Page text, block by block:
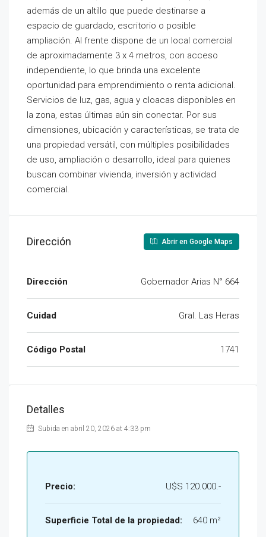
además de un altillo que puede destinarse a
espacio de guardado, escritorio o posible
ampliación. Al frente dispone de un local comercial
de aproximadamente 3 x 4 metros, con acceso
independiente, lo que brinda una excelente
oportunidad para emprendimiento o renta adicional.
Servicios de luz, gas, agua y cloacas disponibles en
la zona, estas últimas aún sin conectar. Por sus
dimensiones, ubicación y características, se trata de
una propiedad versátil, con múltiples posibilidades
de uso, ampliación o desarrollo, ideal para quienes
buscan combinar vivienda, inversión y actividad
comercial.
Dirección Abrir en Google Maps
Dirección Gobernador Arias N° 664
Cuidad Gral. Las Heras
Código Postal 1741
Detalles
Subida en abril 20, 2026 at 4:33 pm
Precio: U$S 120.000.-
Superficie Total de la propiedad: 640 m²